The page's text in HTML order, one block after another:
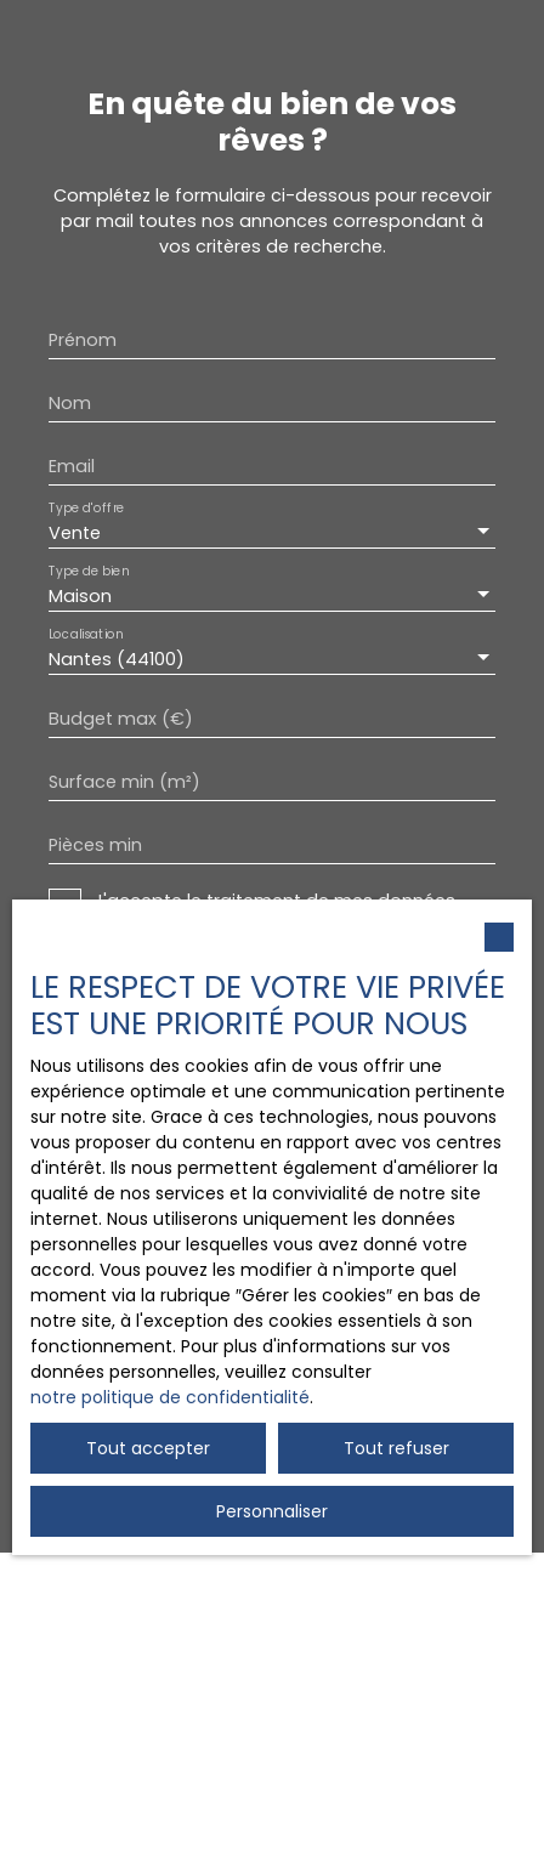
En quête du bien de vos
rêves ?
Complétez le formulaire ci-dessous pour recevoir
par mail toutes nos annonces correspondant à
vos critères de recherche.
Prénom
Nom
Email
Vente
Type d'offre
Maison
Type de bien
Nantes (44100)
Localisation
Budget max (€)
Surface min (m²)
Pièces min
J'accepte le traitement de mes données
personnelles conformément au RGPD. Si vous
ne souhaitez pas faire l'objet de prospection
commerciale par voie téléphonique, vous
pouvez vous inscrire gratuitement sur la liste
d'opposition au démarchage téléphonique,
prévu par l'article L223-1 du code de la
consommation, sur le site Internet
www.bloctel.gouv.fr ou par courrier adressé à
Société Worldline, Service Bloctel, CS 61311,
41013 BLOIS CEDEX.
Pour en savoir plus sur le traitement de vos
données personnelles, veuillez consulter
notrepolitique de confidentialité.
Recevoir des annonces
LE RESPECT DE VOTRE VIE PRIVÉE
EST UNE PRIORITÉ POUR NOUS
Nous utilisons des cookies afin de vous offrir une
expérience optimale et une communication pertinente
sur notre site. Grace à ces technologies, nous pouvons
vous proposer du contenu en rapport avec vos centres
d'intérêt. Ils nous permettent également d'améliorer la
qualité de nos services et la convivialité de notre site
internet. Nous utiliserons uniquement les données
personnelles pour lesquelles vous avez donné votre
accord. Vous pouvez les modifier à n'importe quel
moment via la rubrique ″Gérer les cookies″ en bas de
notre site, à l'exception des cookies essentiels à son
fonctionnement. Pour plus d'informations sur vos
données personnelles, veuillez consulter
notre politique de confidentialité.
Tout accepter Tout refuser
Personnaliser